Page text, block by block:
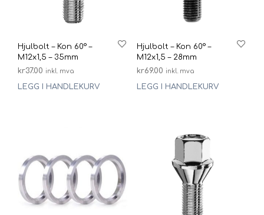
Hjulbolt – Kon 60° –
M12x1,5 – 35mm
kr37.00 inkl. mva
LEGG I HANDLEKURV
Hjulbolt – Kon 60° –
M12x1,5 – 28mm
kr69.00 inkl. mva
LEGG I HANDLEKURV